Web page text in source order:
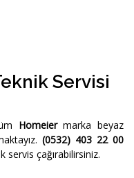
Servisi
Homeiermarka beyaz
(0532) 403 22 00
servis çağırabilirsiniz.